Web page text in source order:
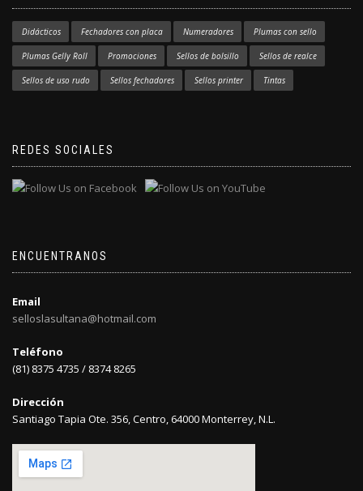
Didácticos Fechadores con placa Numeradores Plumas con sello
Plumas Gelly Roll Promociones Sellos de bolsillo Sellos de realce
Sellos de uso rudo Sellos fechadores Sellos printer Tintas
REDES SOCIALES
ENCUENTRANOS
Email
selloslasultana@hotmail.com
Teléfono
(81) 8375 4735 / 8374 8265
Dirección
Santiago Tapia Ote. 356, Centro, 64000 Monterrey, N.L.